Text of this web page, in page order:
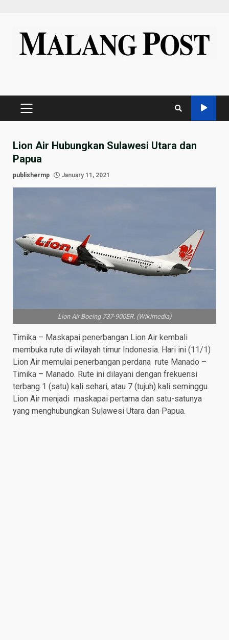
content
PRIMARY
Lion Air Hubungkan Sulawesi Utara dan
Papua
publishermp January 11, 2021
Lion Air Boeing 737-900ER. (Wikimedia)
Timika – Maskapai penerbangan Lion Air kembali
membuka rute di wilayah timur Indonesia. Hari ini (11/1)
Lion Air memulai penerbangan perdana rute Manado –
Timika – Manado. Rute ini dilayani dengan frekuensi
terbang 1 (satu) kali sehari, atau 7 (tujuh) kali seminggu.
Lion Air menjadi maskapai pertama dan satu-satunya
yang menghubungkan Sulawesi Utara dan Papua.